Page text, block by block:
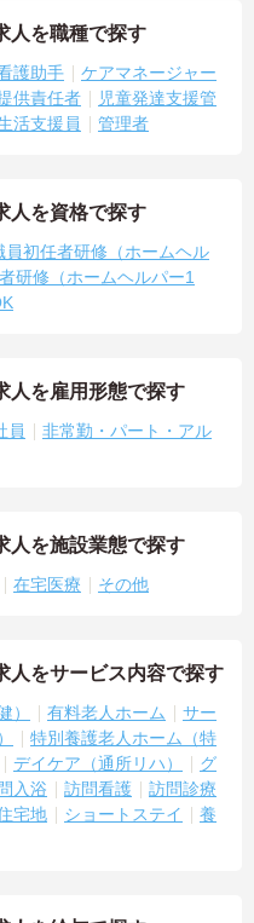
人を職種で探す
護助手
ケアマネージャー
供責任者
児童発達支援管
活支援員 管理者
人を資格で探す
員初任者研修（ホームヘル
研修（ホームヘルパー1
人を雇用形態で探す
員
非常勤・パート・アル
人を施設業態で探す
在宅医療 その他
人をサービス内容で探す
） 有料老人ホーム
サー
特別養護老人ホーム（特
デイケア（通所リハ）
グ
入浴 訪問看護
訪問診療
宅地 ショートステイ
養